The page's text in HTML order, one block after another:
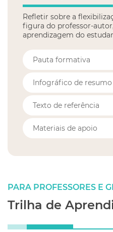
PARA PROFESSORES E
Trilha de
Refletir sobre a
figura do professor-
aprendizagem do
Pauta formativa
Infográfico de resumo
Texto de referência
Materiais de apoio